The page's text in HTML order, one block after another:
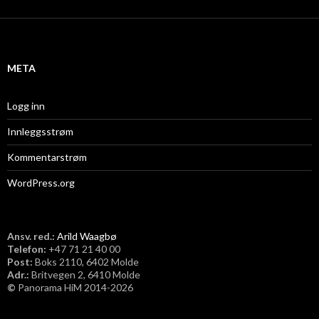
i
META
Logg inn
Innleggsstrøm
Kommentarstrøm
WordPress.org
Ansv. red.: Arild Waagbø
Telefon: ​+47 71 21 40 00
Post: Boks 2110, 6402 Molde
Adr.: Britvegen 2, 6410 Molde
© Panorama HiM 2014-2026